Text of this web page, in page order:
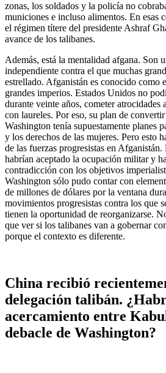
zonas, los soldados y la policía no
municiones e incluso alimentos. En esas
el régimen títere del presidente Ashraf
avance de los talibanes.
Además, está la mentalidad afgana. Son
independiente contra el que muchas
estrellado. Afganistán es conocido como
grandes imperios. Estados Unidos no
durante veinte años, cometer atrocidades
con laureles. Por eso, su plan de
Washington tenía supuestamente planes
y los derechos de las mujeres. Pero esto
de las fuerzas progresistas en Afganistán.
habrían aceptado la ocupación militar y
contradicción con los objetivos
Washington sólo pudo contar con
de millones de dólares por la ventana
movimientos progresistas contra los que
tienen la oportunidad de reorganizarse.
que ver si los talibanes van a gobernar
porque el contexto es diferente.
China recibió
delegación talibán.
acercamiento entre
debacle de Washington?